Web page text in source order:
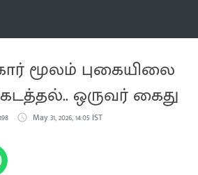
கார் மூலம் புகையிலை
ஒருவர் கைது
May 31, 2026, 14:05 IST